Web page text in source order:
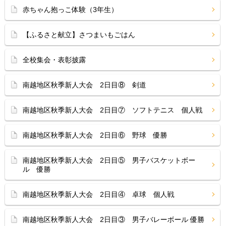
赤ちゃん抱っこ体験（3年生）
【ふるさと献立】さつまいもごはん
全校集会・表彰披露
南越地区秋季新人大会 2日目⑧ 剣道
南越地区秋季新人大会 2日目⑦ ソフトテニス 個人戦
南越地区秋季新人大会 2日目⑥ 野球 優勝
南越地区秋季新人大会 2日目⑤ 男子バスケットボー
ル 優勝
南越地区秋季新人大会 2日目④ 卓球 個人戦
南越地区秋季新人大会 2日目③ 男子バレーボール 優勝